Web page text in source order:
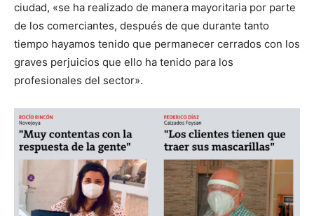
ciudad, «se ha realizado de manera mayoritaria por parte
de los comerciantes, después de que durante tanto
tiempo hayamos tenido que permanecer cerrados con los
graves perjuicios que ello ha tenido para los
profesionales del sector».